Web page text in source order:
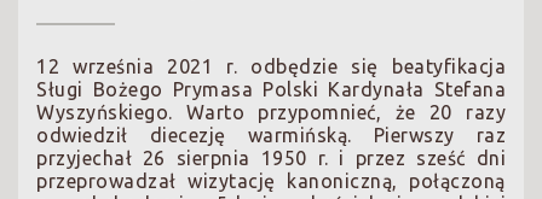
12 września 2021 r. odbędzie się beatyfikacja
Sługi Bożego Prymasa Polski Kardynała Stefana
Wyszyńskiego. Warto przypomnieć, że 20 razy
odwiedził diecezję warmińską. Pierwszy raz
przyjechał 26 sierpnia 1950 r. i przez sześć dni
przeprowadzał wizytację kanoniczną, połączoną